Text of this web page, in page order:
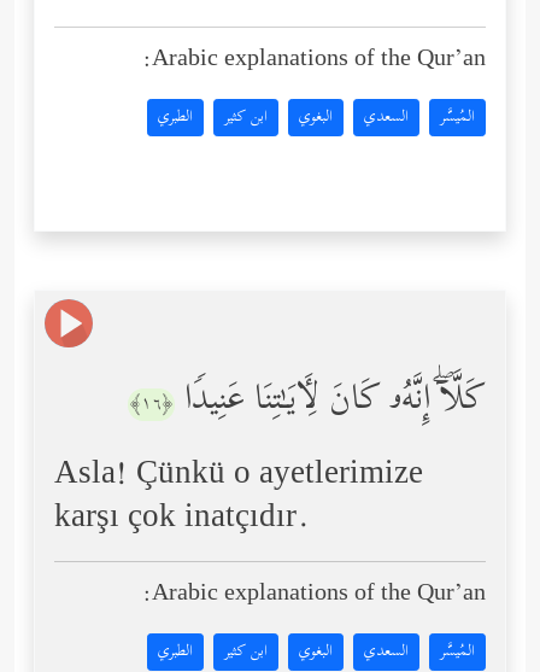
Arabic explanations of the Qur’an:
المُيسَّر السعدي البغوي ابن كثير الطبري
كَلَّاۤۖ إِنَّهُۥ كَانَ لِـَٔایَـٰتِنَا عَنِیدࣰا ﴿١٦﴾
Asla! Çünkü o ayetlerimize
karşı çok inatçıdır.
Arabic explanations of the Qur’an:
المُيسَّر السعدي البغوي ابن كثير الطبري